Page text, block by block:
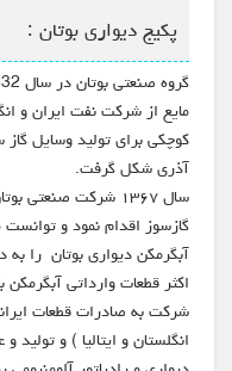
پکیج دیواری بوتان :
کوچکی برای تولید وسایل
آذری شکل گرفت.
سال ۱۳۶۷ شرکت
گازسوز اقدام نمود و
آبگرمکن‌ دیواری بوتان را
اکثر قطعات وارداتی
شرکت به صادرات قطعات
انگلستان و ایتالیا ) و